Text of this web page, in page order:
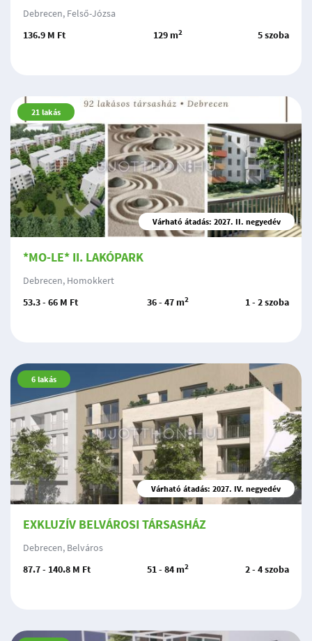
Debrecen, Felső-Józsa
136.9 M Ft
129 m2 5 szoba
21 lakás
Várható átadás: 2027. II. negyedév
*MO-LE* II. LAKÓPARK
Debrecen, Homokkert
53.3 - 66 M Ft
36 - 47 m2 1 - 2 szoba
6 lakás
Várható átadás: 2027. IV. negyedév
EXKLUZÍV BELVÁROSI TÁRSASHÁZ
Debrecen, Belváros
87.7 - 140.8 M Ft
51 - 84 m2 2 - 4 szoba